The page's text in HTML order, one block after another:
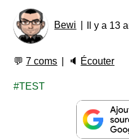
Bewi Il y a 13
💬7 coms 🔈 Écouter
TEST